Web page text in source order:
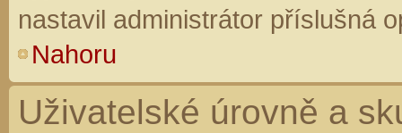
nastavil administrátor příslušná
Nahoru
Uživatelské úrovně a